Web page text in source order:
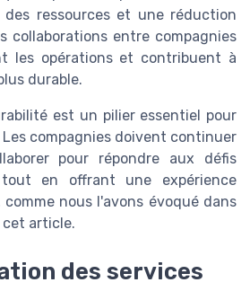
ressources et une réduction
collaborations entre compagnies
les opérations et contribuent à
durable.
est un pilier essentiel pour
compagnies doivent continuer
pour répondre aux défis
tout en offrant une expérience
nous l'avons évoqué dans
article.
des services